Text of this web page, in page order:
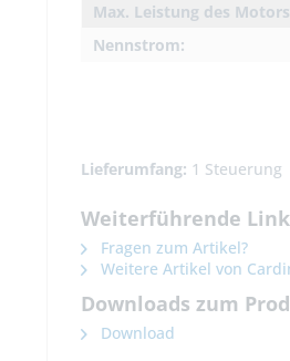
Max. Leistung des
Nennstrom:
Lieferumfang: 1 Steuerung
Weiterführende
Fragen zum Artikel?
Weitere Artikel von
Downloads zum
Download